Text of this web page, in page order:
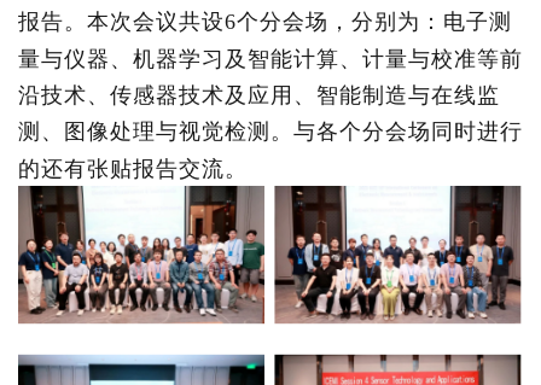
报告。本次会议共设6个分会场，分别为：电子测
量与仪器、机器学习及智能计算、计量与校准等前
沿技术、传感器技术及应用、智能制造与在线监
测、图像处理与视觉检测。与各个分会场同时进行
的还有张贴报告交流。